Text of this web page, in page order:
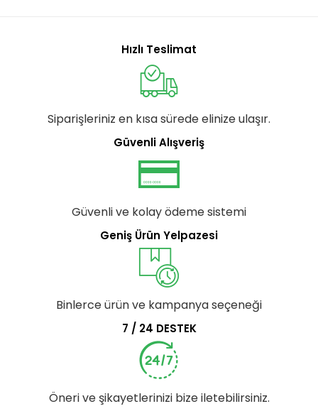
Hızlı Teslimat
Siparişleriniz en kısa sürede elinize ulaşır.
Güvenli Alışveriş
Güvenli ve kolay ödeme sistemi
Geniş Ürün Yelpazesi
Binlerce ürün ve kampanya seçeneği
7 / 24 DESTEK
Öneri ve şikayetlerinizi bize iletebilirsiniz.